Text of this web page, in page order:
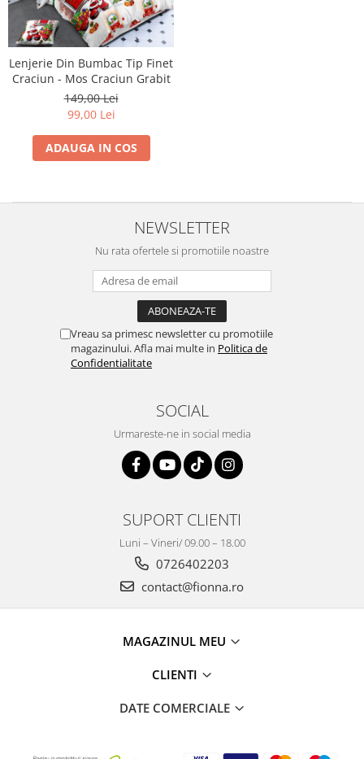
Lenjerie Din Bumbac Tip Finet
Craciun - Mos Craciun Grabit
149,00 Lei
99,00 Lei
ADAUGA IN COS
NEWSLETTER
Nu rata ofertele si promotiile noastre
Vreau sa primesc newsletter cu promotiile
magazinului. Afla mai multe in Politica de
Confidentialitate
SOCIAL
Urmareste-ne in social media
SUPORT CLIENTI
Luni – Vineri/ 09.00 – 18.00
0726402203
contact@fionna.ro
MAGAZINUL MEU
CLIENTI
DATE COMERCIALE